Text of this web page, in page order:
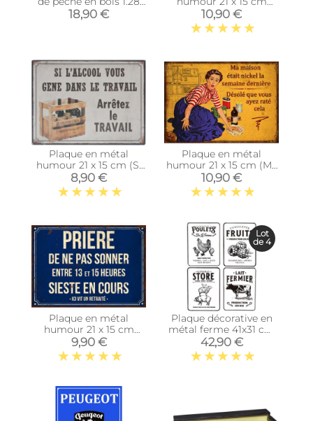
m
18,90 €
(Place des pecheurs)
10,90 €
Plaque en métal
humour 21 x 15 cm (Si
l'alcool vous gêne...)
8,90 €
Plaque en métal
humour 21 x 15 cm (Ma
maison était nickel...)
10,90 €
Plaque en métal
humour 21 x 15 cm
(Prière de ne pas
sonner…)
9,90 €
Plaque décorative en
métal ferme 41x31 cm
(Lot de 4)
42,90 €
Lot
de 4